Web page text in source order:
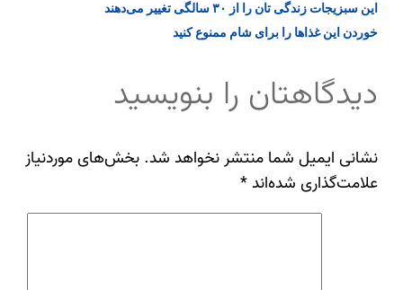
این سبزیجات زندگی تان را از ۳۰ سالگی تغییر می‌دهند
خوردن این غذاها را برای شام ممنوع کنید
دیدگاهتان را بنویسید
نشانی ایمیل شما منتشر نخواهد شد. بخش‌های موردنیاز
علامت‌گذاری شده‌اند*